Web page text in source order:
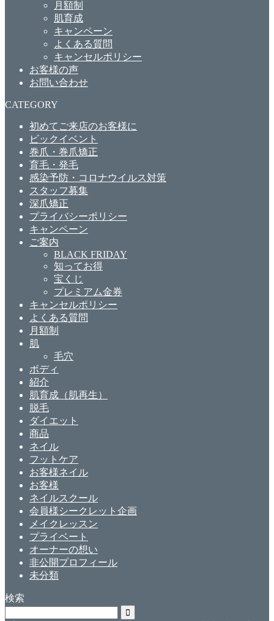
月額制
肌育成
キャンペーン
よくある質問
キャンセルポリシー
お客様の声
お問い合わせ
CATEGORY
初めてご来店のお客様に
ビックイベント
巻爪・巻爪矯正
育毛・発毛
感染予防・コロナウイルス対策
スタッフ募集
深爪矯正
プライバシーポリシー
キャンペーン
ご案内
BLACK FRIDAY
知ってお得
宝くじ
プレミアム金券
キャンセルポリシー
よくある質問
月額制
肌
毛穴
ボディ
紹介
肌育成（肌再生）
脱毛
ダイエット
商品
ネイル
フットケア
お客様ネイル
お客様
ネイルスクール
会員様シークレット企画
メイクレッスン
プライベート
オーナーの想い
非公開プロフィール
未分類
検索